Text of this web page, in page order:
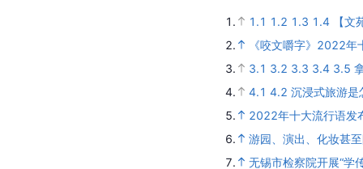
1. 1.1 1.2 1.3 1.4
【
2.
《咬文嚼字》2022
3.
3.1 3.2 3.3 3.4 3.5
4.
4.1 4.2 沉浸式旅游是
5.
2022年十大流行语发
6.
游园、演出、化妆甚
7.
无锡市检察院开展“学